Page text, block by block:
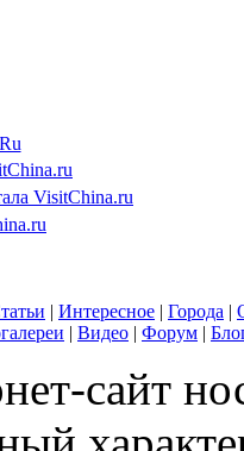
VisitChina.ru
| Интересное | Города |
| Видео | Форум |
сайт